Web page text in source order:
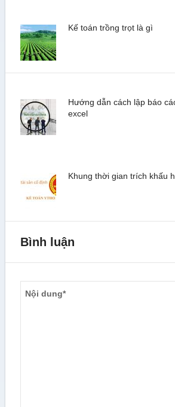
Kế toán trồng trọt là gì
Hướng dẫn cách lập báo
excel
Khung thời gian trích khấu
Bình luận